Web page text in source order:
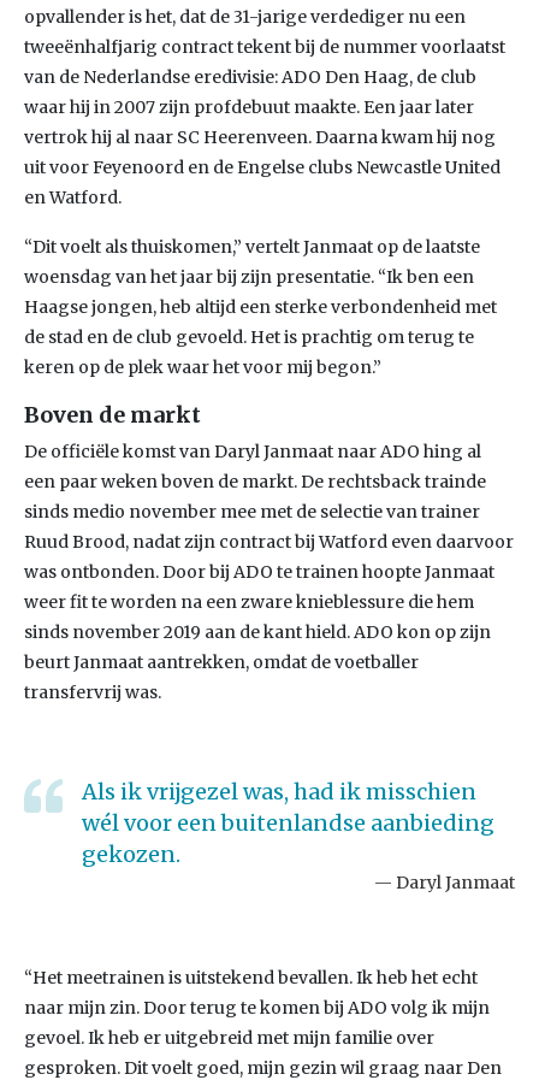
opvallender is het, dat de 31-jarige verdediger nu een
tweeënhalfjarig contract tekent bij de nummer voorlaatst
van de Nederlandse eredivisie: ADO Den Haag, de club
waar hij in 2007 zijn profdebuut maakte. Een jaar later
vertrok hij al naar SC Heerenveen. Daarna kwam hij nog
uit voor Feyenoord en de Engelse clubs Newcastle United
en Watford.
“Dit voelt als thuiskomen,” vertelt Janmaat op de laatste
woensdag van het jaar bij zijn presentatie. “Ik ben een
Haagse jongen, heb altijd een sterke verbondenheid met
de stad en de club gevoeld. Het is prachtig om terug te
keren op de plek waar het voor mij begon.”
Boven de markt
De officiële komst van Daryl Janmaat naar ADO hing al
een paar weken boven de markt. De rechtsback trainde
sinds medio november mee met de selectie van trainer
Ruud Brood, nadat zijn contract bij Watford even daarvoor
was ontbonden. Door bij ADO te trainen hoopte Janmaat
weer fit te worden na een zware knieblessure die hem
sinds november 2019 aan de kant hield. ADO kon op zijn
beurt Janmaat aantrekken, omdat de voetballer
transfervrij was.
Als ik vrijgezel was, had ik misschien
wél voor een buitenlandse aanbieding
gekozen.
Daryl Janmaat
“Het meetrainen is uitstekend bevallen. Ik heb het echt
naar mijn zin. Door terug te komen bij ADO volg ik mijn
gevoel. Ik heb er uitgebreid met mijn familie over
gesproken. Dit voelt goed, mijn gezin wil graag naar Den